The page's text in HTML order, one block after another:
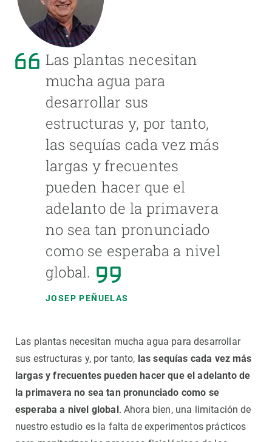
Las plantas necesitan
mucha agua para
desarrollar sus
estructuras y, por tanto,
las sequías cada vez más
largas y frecuentes
pueden hacer que el
adelanto de la primavera
no sea tan pronunciado
como se esperaba a nivel
global.
JOSEP PEÑUELAS
Las plantas necesitan mucha agua para desarrollar
sus estructuras y, por tanto, las sequías cada vez más
largas y frecuentes pueden hacer que el adelanto de
la primavera no sea tan pronunciado como se
esperaba a nivel global . Ahora bien, una limitación de
nuestro estudio es la falta de experimentos prácticos